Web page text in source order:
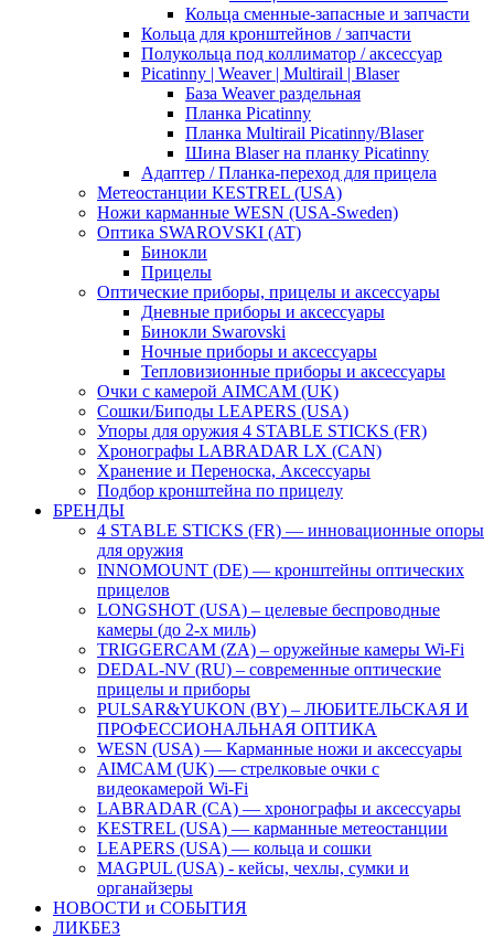
Кольца сменные-запасные и запчасти
Кольца для кронштейнов / запчасти
Полукольца под коллиматор / аксессуар
Picatinny | Weaver | Multirail | Blaser
База Weaver раздельная
Планка Picatinny
Планка Multirail Picatinny/Blaser
Шина Blaser на планку Picatinny
Адаптер / Планка-переход для прицела
Метеостанции KESTREL (USA)
Ножи карманные WESN (USA-Sweden)
Оптика SWAROVSKI (AT)
Бинокли
Прицелы
Оптические приборы, прицелы и аксессуары
Дневные приборы и аксессуары
Бинокли Swarovski
Ночные приборы и аксессуары
Тепловизионные приборы и аксессуары
Очки с камерой AIMCAM (UK)
Сошки/Биподы LEAPERS (USA)
Упоры для оружия 4 STABLE STICKS (FR)
Хронографы LABRADAR LX (CAN)
Хранение и Переноска, Аксессуары
Подбор кронштейна по прицелу
БРЕНДЫ
4 STABLE STICKS (FR) — инновационные опоры
для оружия
INNOMOUNT (DE) — кронштейны оптических
прицелов
LONGSHOT (USA) – целевые беспроводные
камеры (до 2-х миль)
TRIGGERCAM (ZA) – оружейные камеры Wi-Fi
DEDAL-NV (RU) – современные оптические
прицелы и приборы
PULSAR&YUKON (BY) – ЛЮБИТЕЛЬСКАЯ И
ПРОФЕССИОНАЛЬНАЯ ОПТИКА
WESN (USA) — Карманные ножи и аксессуары
AIMCAM (UK) — стрелковые очки с
видеокамерой Wi-Fi
LABRADAR (CA) — хронографы и аксессуары
KESTREL (USA) — карманные метеостанции
LEAPERS (USA) — кольца и сошки
MAGPUL (USA) - кейсы, чехлы, сумки и
органайзеры
НОВОСТИ и СОБЫТИЯ
ЛИКБЕЗ